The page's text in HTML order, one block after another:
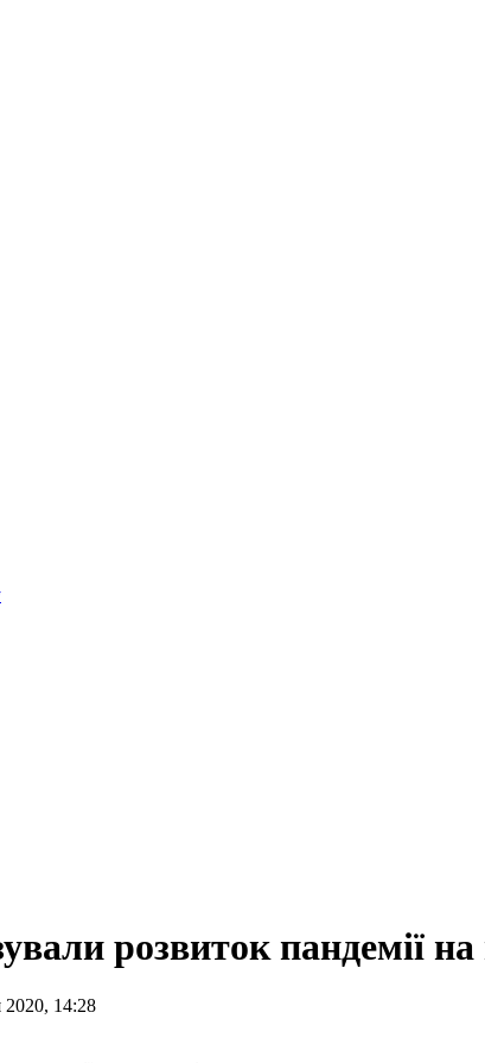
розвиток пандемії
2020, 14:28